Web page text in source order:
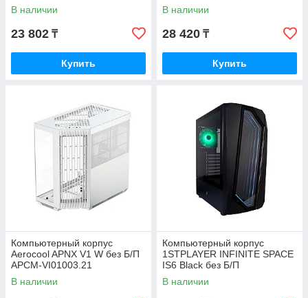
В наличии
23 802 ₸
Купить
В наличии
28 420 ₸
Купить
Компьютерный корпус
Aerocool APNX V1 W без Б/П
APCM-VI01003.21
В наличии
Компьютерный корпус
1STPLAYER INFINITE SPACE
IS6 Black без Б/П
В наличии